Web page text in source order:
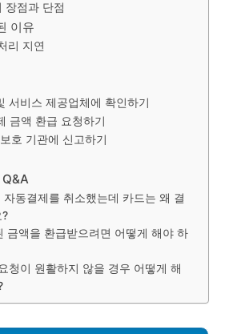
장점과 단점
이유
리 지연
서비스 제공업체에 확인하기
금액 환급 요청하기
호 기관에 신고하기
Q&A
자동결제를 취소했는데 카드는 왜 결
금액을 환급받으려면 어떻게 해야 하
청이 원활하지 않을 경우 어떻게 해